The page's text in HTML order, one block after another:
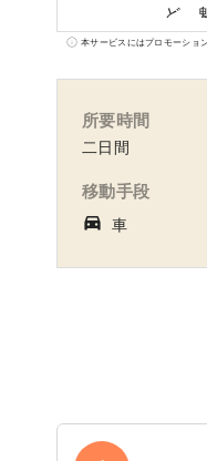
ど、
活動
本サービスにはプロモーショ
所要時間
二日間
移動手段
directions_car_filled
車